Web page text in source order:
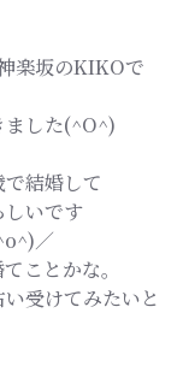
楽坂のKIKOで
ました(^O^)
結婚して
しいです
／
ことかな。
受けてみたいと